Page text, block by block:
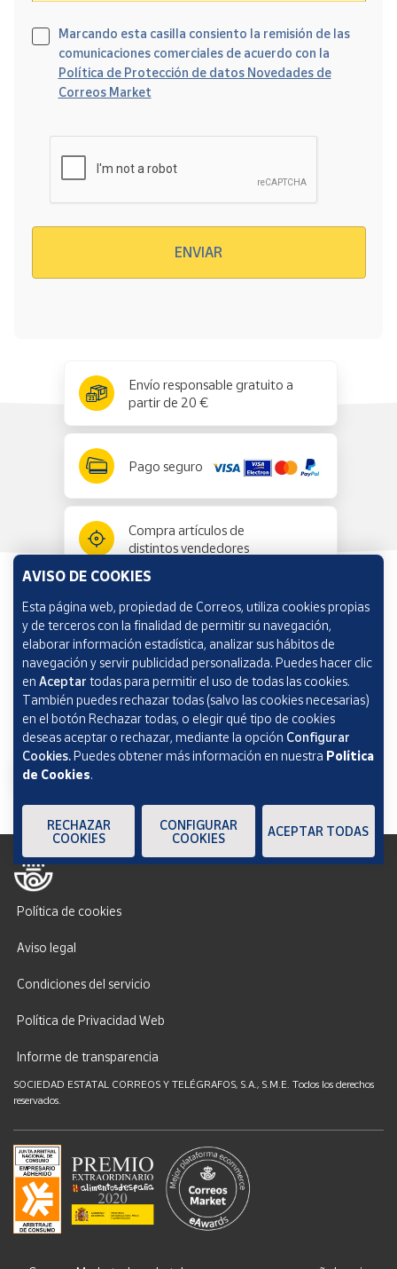
Marcando esta casilla consiento la remisión de las
comunicaciones comerciales de acuerdo con la
Política de Protección de datos Novedades de
Correos Market
ENVIAR
Envío responsable gratuito a
partir de 20 €
Pago seguro
Compra artículos de
distintos vendedores
Información y ayuda
Correos Market
Política de cookies
Aviso legal
Condiciones del servicio
Política de Privacidad Web
Informe de transparencia
SOCIEDAD ESTATAL CORREOS Y TELÉGRAFOS, S.A., S.M.E. Todos los derechos
reservados.
AVISO DE COOKIES
Esta página web, propiedad de Correos, utiliza cookies propias
y de terceros con la finalidad de permitir su navegación,
elaborar información estadística, analizar sus hábitos de
navegación y servir publicidad personalizada. Puedes hacer clic
en Aceptar todas para permitir el uso de todas las cookies.
También puedes rechazar todas (salvo las cookies necesarias)
en el botón Rechazar todas, o elegir qué tipo de cookies
deseas aceptar o rechazar, mediante la opción Configurar
Cookies.Puedes obtener más información en nuestra Política
de Cookies.
RECHAZAR
COOKIES
CONFIGURAR
COOKIES
ACEPTAR TODAS